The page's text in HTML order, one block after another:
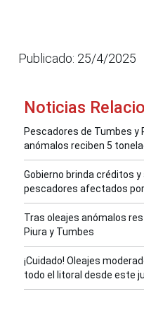
Publicado: 25/4/2025
Noticias
Pescadores de Tumbes
anómalos reciben 5
Gobierno brinda créditos
pescadores afectados
Tras oleajes anómalos
Piura y Tumbes
¡Cuidado! Oleajes
todo el litoral desde este